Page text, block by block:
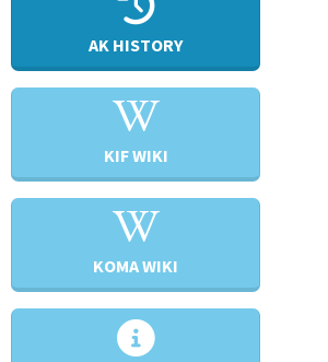
AK HISTORY
KIF WIKI
KOMA WIKI